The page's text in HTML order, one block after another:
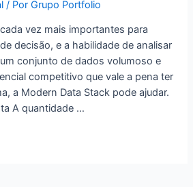
/ PorGrupo Portfolio
vez mais importantes para
decisão, e a habilidade de analisar
conjunto de dados volumoso e
competitivo que vale a pena ter
a Modern Data Stack pode ajudar.
A quantidade …